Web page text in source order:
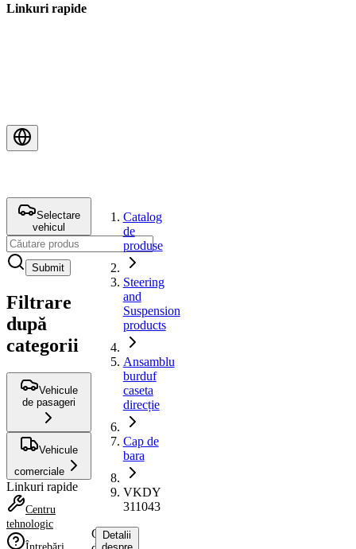
Linkuri rapide
Selectare
vehicul
Submit
Filtrare
după
categorii
Vehicule
de pasageri
Vehicule
comerciale
Linkuri rapide
Centru
tehnologic
Catalog
de
produse
Steering
and
Suspension
products
Ansamblu
burduf
caseta
direcție
Cap de
bara
VKDY
311043
CapDetalii